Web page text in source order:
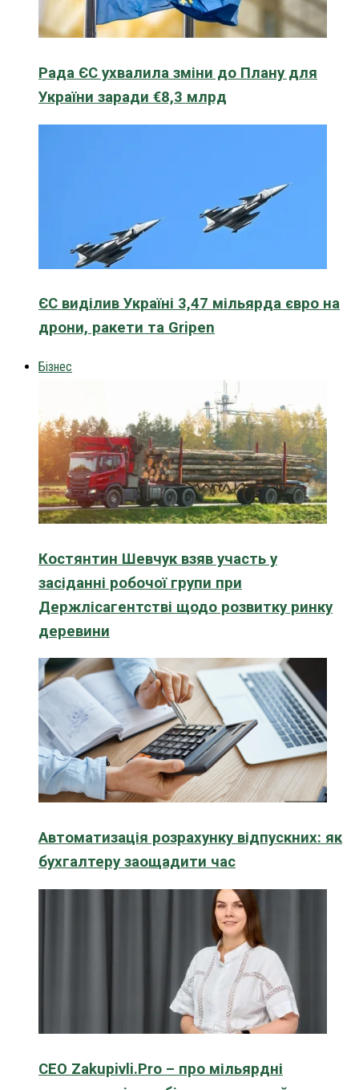
Рада ЄС ухвалила зміни до Плану для
України заради €8,3 млрд
ЄС виділив Україні 3,47 мільярда євро на
дрони, ракети та Gripen
Бізнес
Костянтин Шевчук взяв участь у
засіданні робочої групи при
Держлісагентстві щодо розвитку ринку
деревини
Автоматизація розрахунку відпускних: як
бухгалтеру заощадити час
CEO Zakupivli.Pro – про мільярдні